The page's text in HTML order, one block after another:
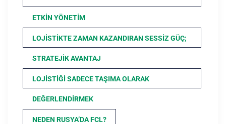
ETKIN YÖNETIM
LOJISTIKTE ZAMAN KAZANDIRAN SESSIZ GÜÇ;
STRATEJIK AVANTAJ
LOJISTIĞI SADECE TAŞIMA OLARAK
DEĞERLENDIRMEK
NEDEN RUSYA’DA FCL?